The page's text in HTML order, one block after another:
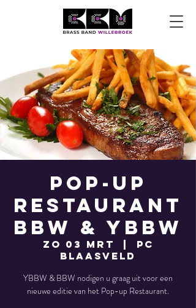
Pop-up
Restaurant
BBW & YBBW
zo 03 mrt
PC
Blaasveld
YBBW & BBW nodigen u graag uit voor een
nieuwe editie van het Pop-up Restaurant.